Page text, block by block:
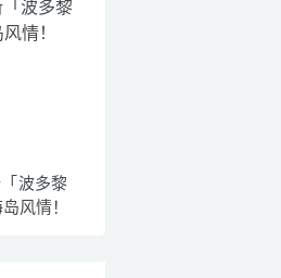
波多黎
风情！